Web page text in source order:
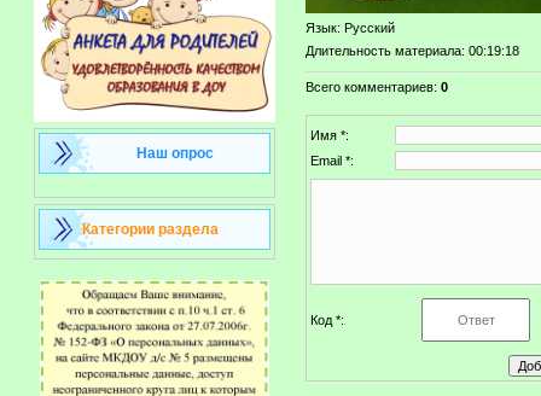
Наш опрос
Категории раздела
Язык: Русский
Длительность материала: 00:19:18
Всего комментариев: 0
Имя *:
Email *:
Код *: